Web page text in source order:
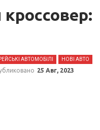
АВТОМОБІЛІ НОВІ АВТО
25 Авг, 2023